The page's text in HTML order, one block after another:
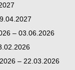
– 03.06.2026
– 22.03.2026